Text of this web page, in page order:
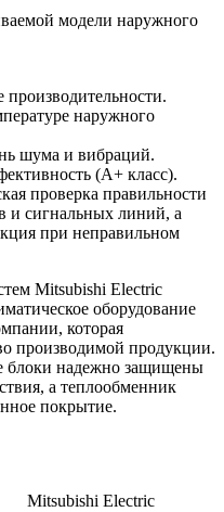
модели наружного
наружного
шума и вибраций.
(А+ класс).
проверка правильности
и сигнальных линий, а
при неправильном
Mitsubishi Electric
оборудование
которая
производимой продукции.
блоки надежно защищены
а теплообменник
покрытие.
Mitsubishi Electric